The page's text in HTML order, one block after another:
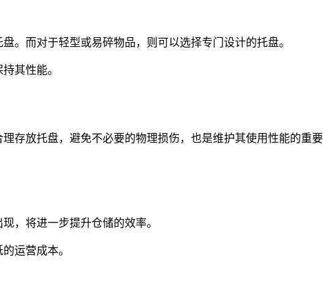
。而对于轻型或易碎物品，则可以选择专门设计的托盘。
其性能。
存放托盘，避免不必要的物理损伤，也是维护其使用性能的重要
，将进一步提升仓储的效率。
运营成本。